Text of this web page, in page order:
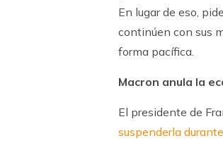
En lugar de eso,
continúen con sus
forma pacífica.
Macron anula la
El presidente de
suspenderla